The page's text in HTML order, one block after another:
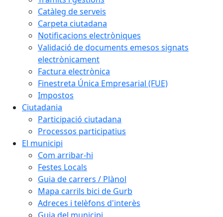
Catàleg de serveis
Carpeta ciutadana
Notificacions electròniques
Validació de documents emesos signats
electrònicament
Factura electrònica
Finestreta Única Empresarial (FUE)
Impostos
Ciutadania
Participació ciutadana
Processos participatius
El municipi
Com arribar-hi
Festes Locals
Guia de carrers / Plànol
Mapa carrils bici de Gurb
Adreces i telèfons d'interès